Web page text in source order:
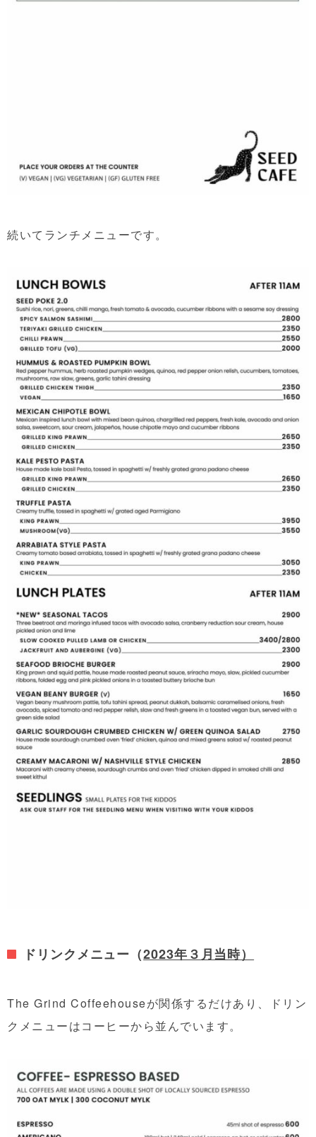
続いてランチメニューです。
ドリンクメニュー（2023年３月当時）
The Grind Coffeehouseが関係するだけあり、ドリン
クメニューはコーヒーから並んでいます。